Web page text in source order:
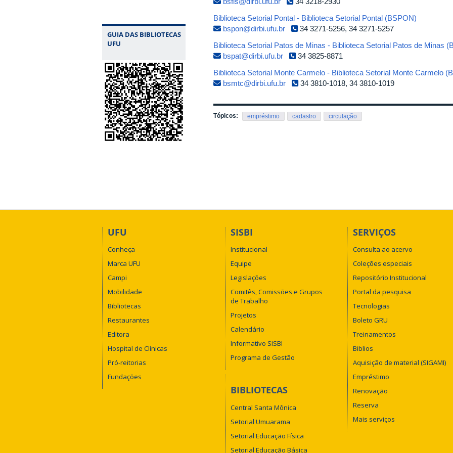
GUIA DAS BIBLIOTECAS
UFU
Biblioteca Setorial Pontal - Biblioteca Setorial Pontal (BSPON)
bspon@dirbi.ufu.br
34 3271-5256, 34 3271-5257
Biblioteca Setorial Patos de Minas - Biblioteca Setorial Patos de Minas
bspat@dirbi.ufu.br
34 3825-8871
Biblioteca Setorial Monte Carmelo - Biblioteca Setorial Monte Carmelo
bsmtc@dirbi.ufu.br
34 3810-1018, 34 3810-1019
Tópicos: empréstimo cadastro circulação
UFU
Conheça
Marca UFU
Campi
Mobilidade
Bibliotecas
Restaurantes
Editora
Hospital de Clínicas
Pró-reitorias
Fundações
SISBI
Institucional
Equipe
Legislações
Comitês, Comissões e Grupos
de Trabalho
Projetos
Calendário
Informativo SISBI
Programa de Gestão
BIBLIOTECAS
Central Santa Mônica
Setorial Umuarama
Setorial Educação Física
Setorial Educação Básica
SERVIÇOS
Consulta ao acervo
Coleções especiais
Repositório Institucional
Portal da pesquisa
Tecnologias
Boleto GRU
Treinamentos
Biblios
Aquisição de material (SIGAMI)
Empréstimo
Renovação
Reserva
Mais serviços